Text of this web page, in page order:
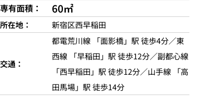
専有面積 60㎡
所在地 新宿区西早稲田
交通
都電荒川線 「面影橋」駅 徒歩4分／東
西線 「早稲田」駅 徒歩12分／副都心線
「西早稲田」駅 徒歩12分／山手線 「高
田馬場」駅 徒歩14分